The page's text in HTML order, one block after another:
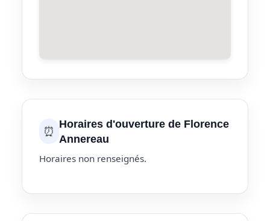
⏰ Horaires d'ouverture de Florence
Annereau
Horaires non renseignés.